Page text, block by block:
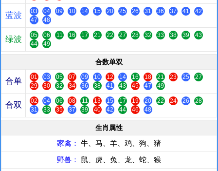
蓝波 03 04 09 10 14 15 20 25 26 31 36 37 41
42
47
48
绿波 05 06 11 16 17 21 22 27 28 32 33 38 39
43
44
49
合数单双
合单 01 03 05 07 09 10 12 14 16 18 21 23 25
27
29
30 32 34 36 38 41 43 45 47 49
合双 02 04 06 08 11 13 15 17 19 20 22 24 26
28
31
33 35 37 39 40 42 44 46 48
生肖属性
家禽： 牛、马、羊、鸡、狗、猪
野兽： 鼠、虎、兔、龙、蛇、猴